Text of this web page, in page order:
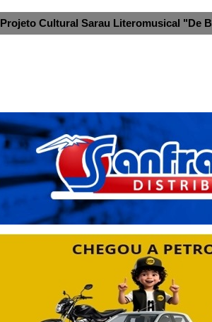
Projeto Cultural Sarau Literomusical "De